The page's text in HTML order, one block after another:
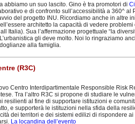
abbiamo un suo lascito. Gino è tra promotori di
e di confronto sull’accessibilità a 360^ al
del progetto INU. Ricordiamo anche in altre
architetto la capacità di vedere
Italia). Sua l’affermazione progettuale “la
gli deve molto. Noi lo ringraziamo
alla famiglia.
(R3C)
Centro Interdipartimentale Responsible Risk
Tra l’altro R3C si propone di studiare le
al fine di supportare istituzioni e
e supporterà le istituzioni nella sfida della
dei territori e dei sistemi edilizi di rispondere ai
La locandina dell’evento